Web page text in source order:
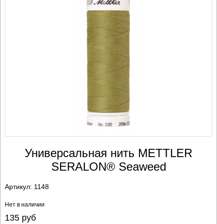
Универсальная нить METTLER
SERALON® Seaweed
Артикул: 1148
Нет в наличии
135руб